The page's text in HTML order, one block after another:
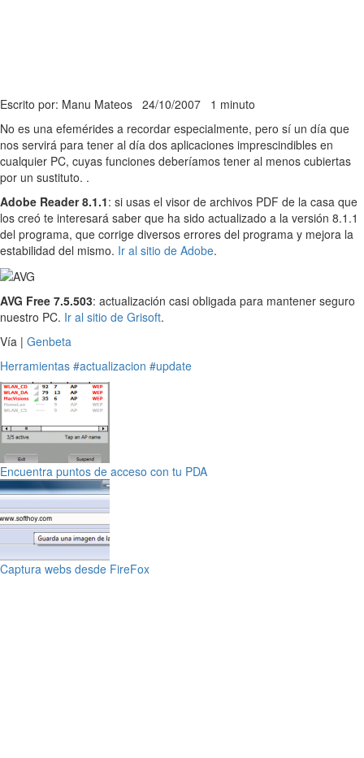
Escrito por: Manu Mateos 24/10/2007 1 minuto
No es una efemérides a recordar especialmente, pero sí un día que
nos servirá para tener al día dos aplicaciones imprescindibles en
cualquier PC, cuyas funciones deberíamos tener al menos cubiertas
por un sustituto. .
Adobe Reader 8.1.1: si usas el visor de archivos PDF de la casa que
los creó te interesará saber que ha sido actualizado a la versión 8.1.1
del programa, que corrige diversos errores del programa y mejora la
estabilidad del mismo. Ir al sitio de Adobe.
AVG Free 7.5.503: actualización casi obligada para mantener seguro
nuestro PC. Ir al sitio de Grisoft.
Vía | Genbeta
Herramientas #actualizacion #update
Encuentra puntos de acceso con tu PDA
Captura webs desde FireFox